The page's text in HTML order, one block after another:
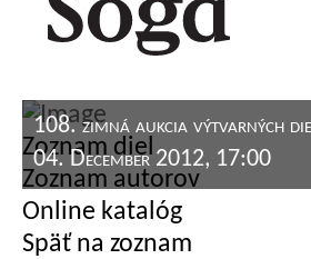
108. zimná aukcia výtvarných
04. December 2012, 17:00
Zoznam diel
Zoznam autorov
Online katalóg
Späť na zoznam